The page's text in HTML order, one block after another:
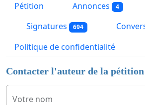
Pétition Annonces 4
Signatures 694
Politique de confidentialité
Contacter l'auteur de la pétition
Votre nom